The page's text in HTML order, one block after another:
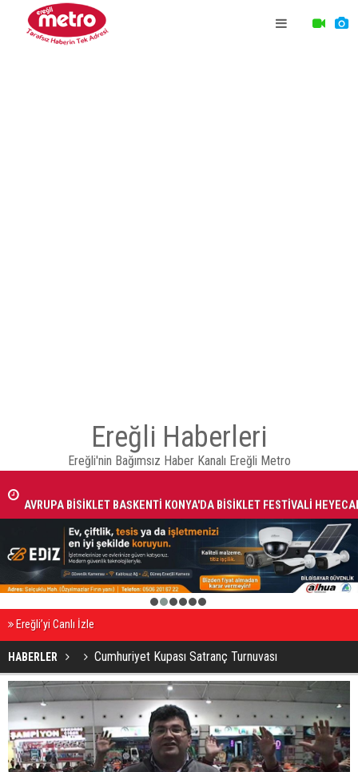
Ereğli Haberleri
Ereğli'nin Bağımsız Haber Kanalı Ereğli Metro
AVRUPA BİSİKLET BAŞKENTİ KONYA'DA BİSİKLET FESTİVALİ
BAŞLADI
2 3 4 5 6
Ereğli’yi Canlı İzle
HABERLER Cumhuriyet Kupası Satranç Turnuvası